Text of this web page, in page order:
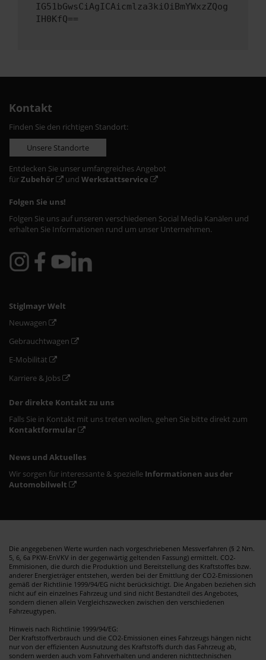
IG51bGwsCiAgICAicmlza3kiOiBmYWxzZQog
IH0KfQ==
Kontakt
Finden Sie den richtigen Standort:
Unsere Standorte
Entdecken Sie unser umfangreiches Angebot
fürZubehör und Werkstattservice
Folgen Sie uns!
Folgen Sie uns auf unseren verschiedenen Social Media Kanälen und
erhalten Sie Informationen rund um unser Unternehmen.
Stiglmayr Welt
Neuwagen
Gebrauchtwagen
E-Mobilität
Karriere & Jobs
Der direkte Kontakt zu uns
Falls Sie in Kontakt mit uns treten wollen, gehen Sie bitte direkt zum
Kontaktformular
News und Aktuelles
Wir sorgen für interessante & spezielle Informationen aus der
Automobilwelt
Die angegebenen Werte wurden nach vorgeschriebenen Messverfahren (§ 2 Nrn.
5, 6, 6a PKW-EnVKV in der gegenwärtig geltenden Fassung) ermittelt. CO2-
Emmisionen, die durch die Produktion und Bereitstellung des Kraftstoffes bzw.
anderer Energieträger entstehen, werden bei der Emittlung der CO2-Emissionen
gemäß der Richtlinie 1999/94/EG nicht berücksichtigt. Die Angaben beziehen sich
nicht auf ein einzelnes Fahrzeug und sind nicht Bestandteil des Angebotes,
sondern dienen allein Vergleichszwecken zwischen den verschiedenen
Fahrzeugtypen.
Hinweis nach Richtlinie 1999/94/EG:
Der Kraftstoffverbrauch und die CO2-Emissionen eines Fahrzeugs hängen nicht
nur von der effizienten Ausnutzung des Kraftstoffs durch das Fahrzeug ab,
sondern werden auch vom Fahrverhalten und anderen nichttechnischen